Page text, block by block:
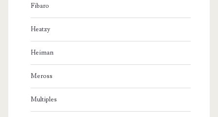
Fibaro
Heatzy
Heiman
Meross
Multiples